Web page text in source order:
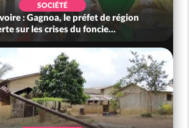
SOCIÉTÉ
Côte d'Ivoire : Concours CAFOP
résultats d'admissibilité (1er